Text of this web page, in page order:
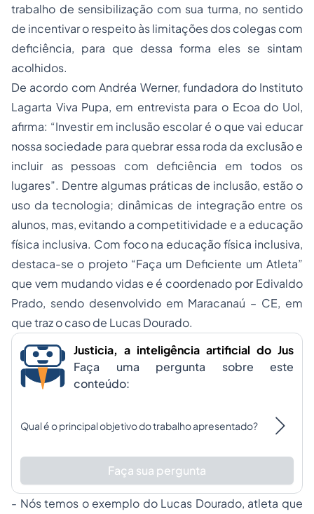
trabalho de sensibilização com sua turma, no sentido
de incentivar o respeito às limitações dos colegas com
deficiência, para que dessa forma eles se sintam
acolhidos.
De acordo com Andréa Werner, fundadora do Instituto
Lagarta Viva Pupa, em entrevista para o Ecoa do Uol,
afirma: “Investir em inclusão escolar é o que vai educar
nossa sociedade para quebrar essa roda da exclusão e
incluir as pessoas com deficiência em todos os
lugares”. Dentre algumas práticas de inclusão, estão o
uso da tecnologia; dinâmicas de integração entre os
alunos, mas, evitando a competitividade e a educação
física inclusiva. Com foco na educação física inclusiva,
destaca-se o projeto “Faça um Deficiente um Atleta”
que vem mudando vidas e é coordenado por Edivaldo
Prado, sendo desenvolvido em Maracanaú – CE, em
que traz o caso de Lucas Dourado.
Justicia, a inteligência artificial do Jus
Faça uma pergunta sobre este
conteúdo:
Qual é o principal objetivo do trabalho apresentado?
Faça sua pergunta
- Nós temos o exemplo do Lucas Dourado, atleta que